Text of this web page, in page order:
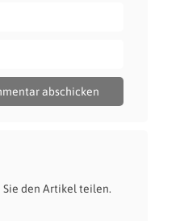
Sie den Artikel teilen.